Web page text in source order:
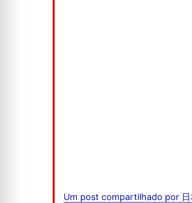
Um post compartilhado por 日